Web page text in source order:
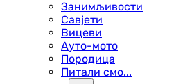
Занимљивости
Савјети
Вицеви
Ауто-мото
Породица
Питали смо...